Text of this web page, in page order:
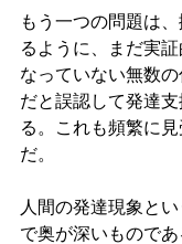
もう一つの問題は
るように、まだ実
なっていない無数
だと誤認して発達
る。これも頻繁に
だ。
人間の発達現象と
で奥が深いもので